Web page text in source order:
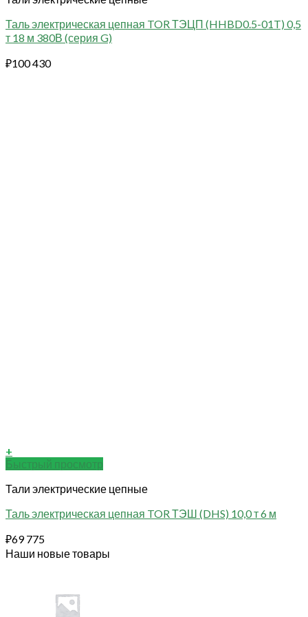
Таль электрическая цепная TOR ТЭЦП (HHBD0.5-01T) 0,5
т 18 м 380В (серия G)
₽100 430
+
Быстрый просмотр
Тали электрические цепные
Таль электрическая цепная TOR ТЭШ (DHS) 10,0 т 6 м
₽69 775
Наши новые товары